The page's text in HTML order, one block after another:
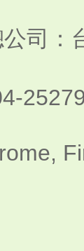
公司：